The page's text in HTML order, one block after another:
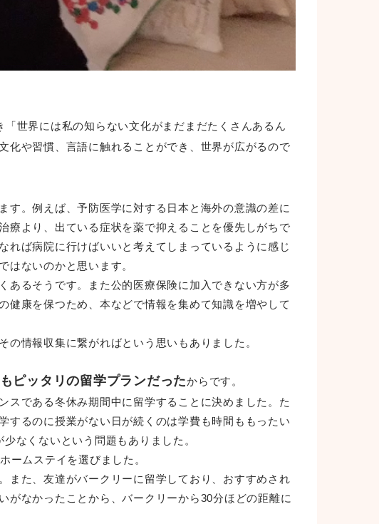
世界には私の知らない文化がまだまだたくさんあるん
化や習慣、言語に触れることができ、世界が広がるので
。例えば、予防医学に対する日本と海外の意識の差に
療より、出ている症状を薬で抑えることを優先しがちで
ば病院に行けばいいと考えてしまっているように感じ
はないのかと思います。
あるそうです。また公的医療保険に加入できない方が多
健康を保つため、本などで情報を集めて知識を増やして
情報収集に繋がればという思いもありました。
ピッタリの留学プランだったからです。
である冬休み期間中に留学することに決めました。た
するのに授業がない日が続くのは学費も時間ももったい
なくないという問題もありました。
ームステイを選びました。
また、友達がバークリーに留学しており、おすすめされ
がなかったことから、バークリーから30分ほどの距離に